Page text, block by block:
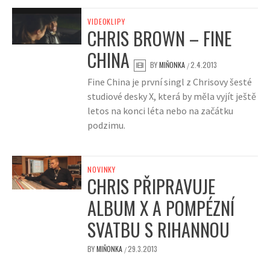
VIDEOKLIPY
CHRIS BROWN – FINE
CHINA
BYMIŇONKA /2.4.2013
Fine China je první singl z Chrisovy šesté
studiové desky X, která by měla vyjít ještě
letos na konci léta nebo na začátku
podzimu.
NOVINKY
CHRIS PŘIPRAVUJE
ALBUM X A POMPÉZNÍ
SVATBU S RIHANNOU
BYMIŇONKA /29.3.2013